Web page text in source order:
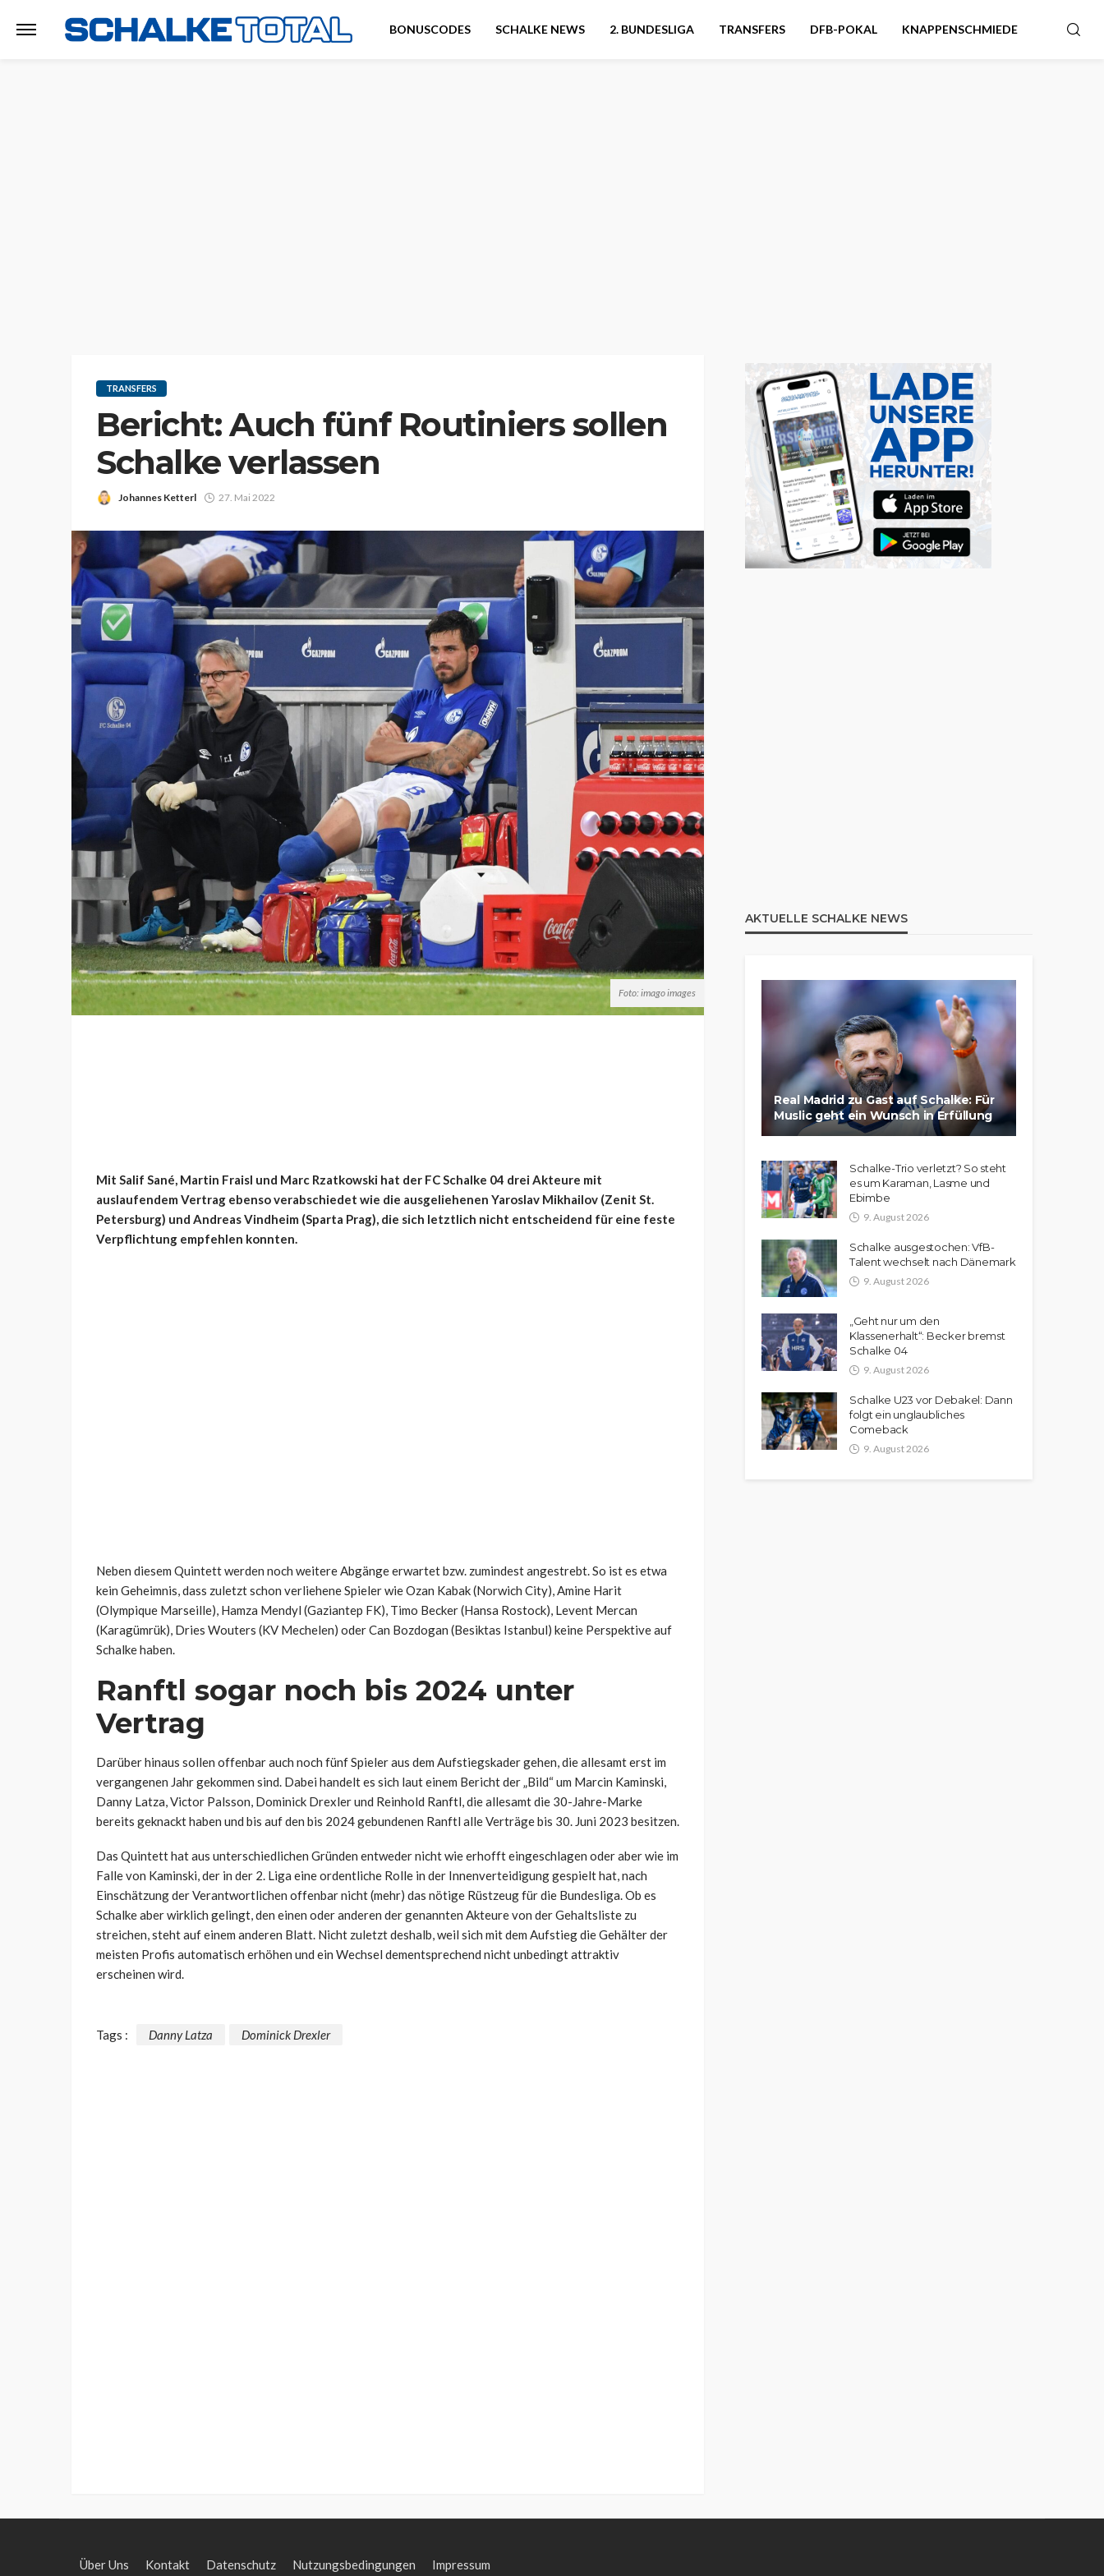
BONUSCODES SCHALKE NEWS 2. BUNDESLIGA TRANSFERS DFB-POKAL KNAPPENSCHMIEDE
TRANSFERS
Bericht: Auch fünf Routiniers sollen
Schalke verlassen
Johannes Ketterl 27. Mai 2022
Foto: imago images
Mit Salif Sané, Martin Fraisl und Marc Rzatkowski hat der FC Schalke 04 drei Akteure mit
auslaufendem Vertrag ebenso verabschiedet wie die ausgeliehenen Yaroslav Mikhailov (Zenit St.
Petersburg) und Andreas Vindheim (Sparta Prag), die sich letztlich nicht entscheidend für eine feste
Verpflichtung empfehlen konnten.
Neben diesem Quintett werden noch weitere Abgänge erwartet bzw. zumindest angestrebt. So ist es etwa
kein Geheimnis, dass zuletzt schon verliehene Spieler wie Ozan Kabak (Norwich City), Amine Harit
(Olympique Marseille), Hamza Mendyl (Gaziantep FK), Timo Becker (Hansa Rostock), Levent Mercan
(Karagümrük), Dries Wouters (KV Mechelen) oder Can Bozdogan (Besiktas Istanbul) keine Perspektive auf
Schalke haben.
Ranftl sogar noch bis 2024 unter
Vertrag
Darüber hinaus sollen offenbar auch noch fünf Spieler aus dem Aufstiegskader gehen, die allesamt erst im
vergangenen Jahr gekommen sind. Dabei handelt es sich laut einem Bericht der „Bild“ um Marcin Kaminski,
Danny Latza, Victor Palsson, Dominick Drexler und Reinhold Ranftl, die allesamt die 30-Jahre-Marke
bereits geknackt haben und bis auf den bis 2024 gebundenen Ranftl alle Verträge bis 30. Juni 2023 besitzen.
Das Quintett hat aus unterschiedlichen Gründen entweder nicht wie erhofft eingeschlagen oder aber wie im
Falle von Kaminski, der in der 2. Liga eine ordentliche Rolle in der Innenverteidigung gespielt hat, nach
Einschätzung der Verantwortlichen offenbar nicht (mehr) das nötige Rüstzeug für die Bundesliga. Ob es
Schalke aber wirklich gelingt, den einen oder anderen der genannten Akteure von der Gehaltsliste zu
streichen, steht auf einem anderen Blatt. Nicht zuletzt deshalb, weil sich mit dem Aufstieg die Gehälter der
meisten Profis automatisch erhöhen und ein Wechsel dementsprechend nicht unbedingt attraktiv
erscheinen wird.
Tags : Danny Latza Dominick Drexler
AKTUELLE SCHALKE NEWS
Real Madrid zu Gast auf Schalke: Für
Muslic geht ein Wunsch in Erfüllung
Schalke-Trio verletzt? So steht
es um Karaman, Lasme und
Ebimbe
9. August 2026
Schalke ausgestochen: VfB-
Talent wechselt nach Dänemark
9. August 2026
„Geht nur um den
Klassenerhalt“: Becker bremst
Schalke 04
9. August 2026
Schalke U23 vor Debakel: Dann
folgt ein unglaubliches
Comeback
9. August 2026
Über Uns Kontakt Datenschutz Nutzungsbedingungen Impressum